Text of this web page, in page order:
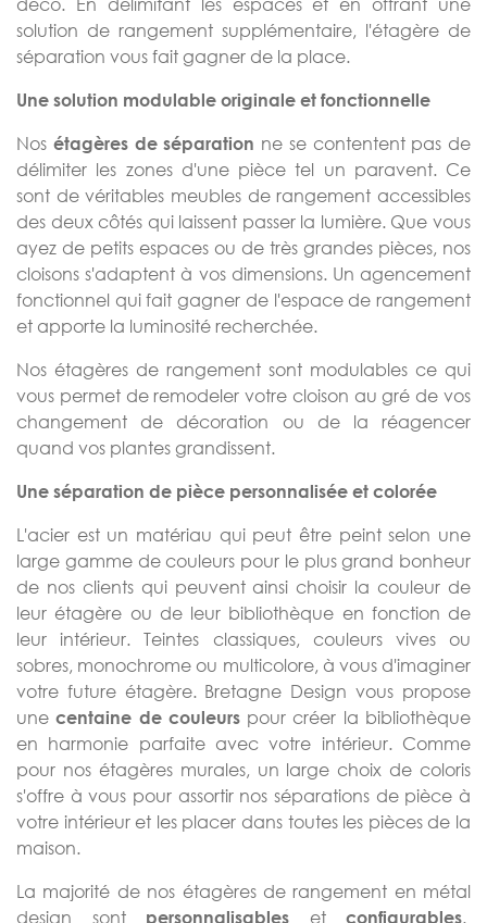
solution de rangement supplémentaire, l'étagère de
séparation vous fait gagner de la place.
Une solution modulable originale et fonctionnelle
Nos étagères de séparation ne se contentent pas de
délimiter les zones d'une pièce tel un paravent. Ce
sont de véritables meubles de rangement accessibles
des deux côtés qui laissent passer la lumière. Que vous
ayez de petits espaces ou de très grandes pièces, nos
cloisons s'adaptent à vos dimensions. Un agencement
fonctionnel qui fait gagner de l'espace de rangement
et apporte la luminosité recherchée.
Nos étagères de rangement sont modulables ce qui
vous permet de remodeler votre cloison au gré de vos
changement de décoration ou de la réagencer
quand vos plantes grandissent.
Une séparation de pièce personnalisée et colorée
L'acier est un matériau qui peut être peint selon une
large gamme de couleurs pour le plus grand bonheur
de nos clients qui peuvent ainsi choisir la couleur de
leur étagère ou de leur bibliothèque en fonction de
leur intérieur. Teintes classiques, couleurs vives ou
sobres, monochrome ou multicolore, à vous d'imaginer
votre future étagère. Bretagne Design vous propose
unecentaine de couleurspour créer la bibliothèque
en harmonie parfaite avec votre intérieur. Comme
pour nos étagères murales, un large choix de coloris
s'offre à vous pour assortir nos séparations de pièce à
votre intérieur et les placer dans toutes les pièces de la
maison.
La majorité de nos étagères de rangement en métal
design sont
personnalisables et configurables.